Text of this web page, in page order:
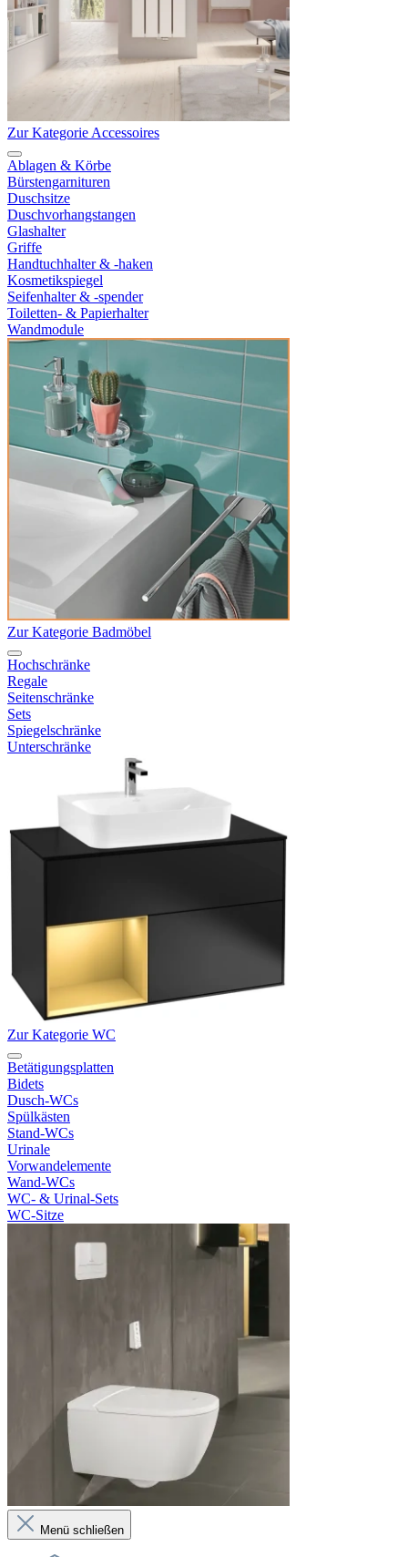
Zur Kategorie Accessoires
Ablagen & Körbe
Bürstengarnituren
Duschsitze
Duschvorhangstangen
Glashalter
Griffe
Handtuchhalter & -haken
Kosmetikspiegel
Seifenhalter & -spender
Toiletten- & Papierhalter
Wandmodule
Zur Kategorie Badmöbel
Hochschränke
Regale
Seitenschränke
Sets
Spiegelschränke
Unterschränke
Zur Kategorie WC
Betätigungsplatten
Bidets
Dusch-WCs
Spülkästen
Stand-WCs
Urinale
Vorwandelemente
Wand-WCs
WC- & Urinal-Sets
WC-Sitze
Menü schließen